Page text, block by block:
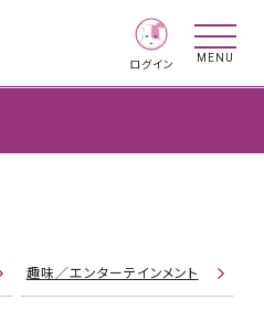
ログイン
MENU
趣味／エンターテインメント